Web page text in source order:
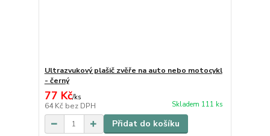
Ultrazvukový plašič zvěře na auto nebo motocykl
- černý
77 Kč/ks
64 Kč bez DPH Skladem 111 ks
Přidat do košíku